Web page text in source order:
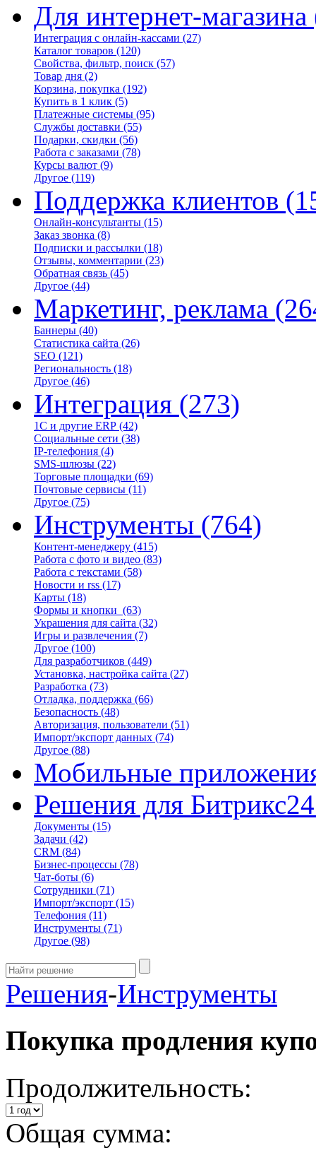
Для интернет-магазина
Интеграция с онлайн-кассами (27)
Каталог товаров (120)
Свойства, фильтр, поиск (57)
Товар дня (2)
Корзина, покупка (192)
Купить в 1 клик (5)
Платежные системы (95)
Службы доставки (55)
Подарки, скидки (56)
Работа с заказами (78)
Курсы валют (9)
Другое (119)
Поддержка клиентов
Онлайн-консультанты (15)
Заказ звонка (8)
Подписки и рассылки (18)
Отзывы, комментарии (23)
Обратная связь (45)
Другое (44)
Маркетинг, реклама
Баннеры (40)
Статистика сайта (26)
SEO (121)
Региональность (18)
Другое (46)
Интеграция (273)
1С и другие ERP (42)
Социальные сети (38)
IP-телефония (4)
SMS-шлюзы (22)
Торговые площадки (69)
Почтовые сервисы (11)
Другое (75)
Инструменты (764)
Контент-менеджеру (415)
Работа с фото и видео (83)
Работа с текстами (58)
Новости и rss (17)
Карты (18)
Формы и кнопки (63)
Украшения для сайта (32)
Игры и развлечения (7)
Другое (100)
Для разработчиков (449)
Установка, настройка сайта (27)
Разработка (73)
Отладка, поддержка (66)
Безопасность (48)
Авторизация, пользователи (51)
Импорт/экспорт данных (74)
Другое (88)
Мобильные
Решения для Битрикс24
Документы (15)
Задачи (42)
CRM (84)
Бизнес-процессы (78)
Чат-боты (6)
Сотрудники (71)
Импорт/экспорт (15)
Телефония (11)
Инструменты (71)
Другое (98)
Решения-Инструменты
Покупка продления
Продолжительность:
Общая сумма: